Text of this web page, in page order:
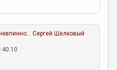
Сергей Шелковый